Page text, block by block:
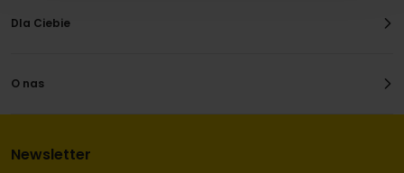
Dla Ciebie
O nas
Newsletter